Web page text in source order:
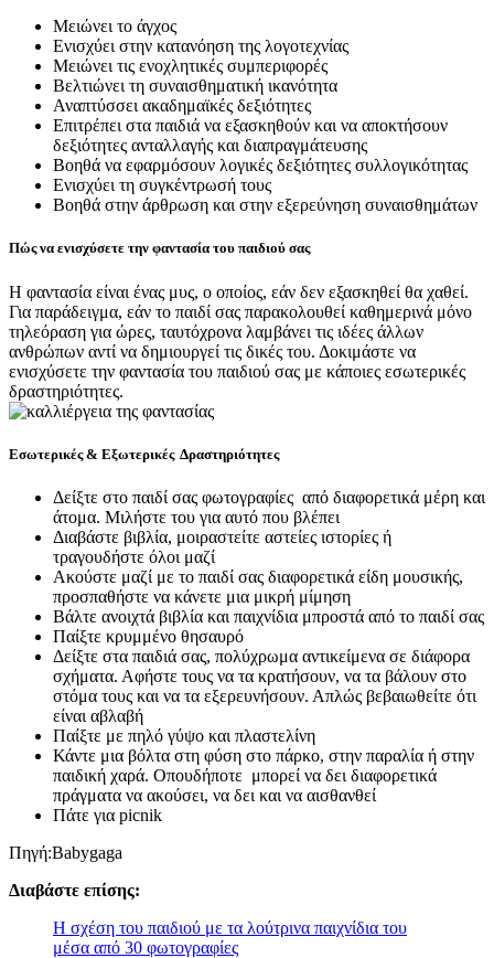
Μειώνει το άγχος
Ενισχύει στην κατανόηση της λογοτεχνίας
Μειώνει τις ενοχλητικές συμπεριφορές
Βελτιώνει τη συναισθηματική ικανότητα
Αναπτύσσει ακαδημαϊκές δεξιότητες
Επιτρέπει στα παιδιά να εξασκηθούν και να αποκτήσουν
δεξιότητες ανταλλαγής και διαπραγμάτευσης
Βοηθά να εφαρμόσουν λογικές δεξιότητες συλλογικότητας
Ενισχύει τη συγκέντρωσή τους
Βοηθά στην άρθρωση και στην εξερεύνηση συναισθημάτων
Πώς να ενισχύσετε την φαντασία του παιδιού σας
Η φαντασία είναι ένας μυς, ο οποίος, εάν δεν εξασκηθεί θα χαθεί.
Για παράδειγμα, εάν το παιδί σας παρακολουθεί καθημερινά μόνο
τηλεόραση για ώρες, ταυτόχρονα λαμβάνει τις ιδέες άλλων
ανθρώπων αντί να δημιουργεί τις δικές του. Δοκιμάστε να
ενισχύσετε την φαντασία του παιδιού σας με κάποιες εσωτερικές
δραστηριότητες.
Εσωτερικές & Εξωτερικές Δραστηριότητες
Δείξτε στο παιδί σας φωτογραφίες από διαφορετικά μέρη και
άτομα. Μιλήστε του για αυτό που βλέπει
Διαβάστε βιβλία, μοιραστείτε αστείες ιστορίες ή
τραγουδήστε όλοι μαζί
Ακούστε μαζί με το παιδί σας διαφορετικά είδη μουσικής,
προσπαθήστε να κάνετε μια μικρή μίμηση
Βάλτε ανοιχτά βιβλία και παιχνίδια μπροστά από το παιδί σας
Παίξτε κρυμμένο θησαυρό
Δείξτε στα παιδιά σας, πολύχρωμα αντικείμενα σε διάφορα
σχήματα. Αφήστε τους να τα κρατήσουν, να τα βάλουν στο
στόμα τους και να τα εξερευνήσουν. Απλώς βεβαιωθείτε ότι
είναι αβλαβή
Παίξτε με πηλό γύψο και πλαστελίνη
Κάντε μια βόλτα στη φύση στο πάρκο, στην παραλία ή στην
παιδική χαρά. Οπουδήποτε μπορεί να δει διαφορετικά
πράγματα να ακούσει, να δει και να αισθανθεί
Πάτε για picnik
Πηγή:Babygaga
Διαβάστε επίσης:
Η σχέση του παιδιού με τα λούτρινα παιχνίδια του
μέσα από 30 φωτογραφίες